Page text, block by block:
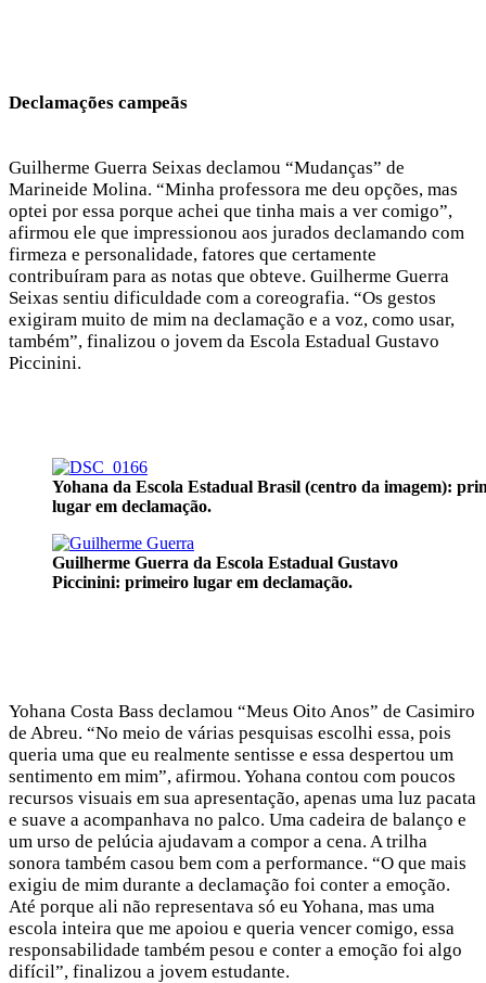
Declamações campeãs
Guilherme Guerra Seixas declamou “Mudanças” de
Marineide Molina. “Minha professora me deu opções, mas
optei por essa porque achei que tinha mais a ver comigo”,
afirmou ele que impressionou aos jurados declamando com
firmeza e personalidade, fatores que certamente
contribuíram para as notas que obteve. Guilherme Guerra
Seixas sentiu dificuldade com a coreografia. “Os gestos
exigiram muito de mim na declamação e a voz, como usar,
também”, finalizou o jovem da Escola Estadual Gustavo
Piccinini.
Yohana da Escola Estadual Brasil (centro da imagem):
lugar em declamação.
Guilherme Guerra da Escola Estadual Gustavo
Piccinini: primeiro lugar em declamação.
Yohana Costa Bass declamou “Meus Oito Anos” de Casimiro
de Abreu. “No meio de várias pesquisas escolhi essa, pois
queria uma que eu realmente sentisse e essa despertou um
sentimento em mim”, afirmou. Yohana contou com poucos
recursos visuais em sua apresentação, apenas uma luz pacata
e suave a acompanhava no palco. Uma cadeira de balanço e
um urso de pelúcia ajudavam a compor a cena. A trilha
sonora também casou bem com a performance. “O que mais
exigiu de mim durante a declamação foi conter a emoção.
Até porque ali não representava só eu Yohana, mas uma
escola inteira que me apoiou e queria vencer comigo, essa
responsabilidade também pesou e conter a emoção foi algo
difícil”, finalizou a jovem estudante.